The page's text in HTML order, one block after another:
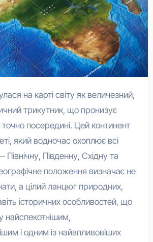
трикутник, що пронизує
посередині. Цей континент
який водночас охоплює всі
Північну, Південну, Східну та
положення визначає не
а цілий ланцюг природних,
історичних особливостей, що
найспекотнішим,
і одним із найвпливовіших